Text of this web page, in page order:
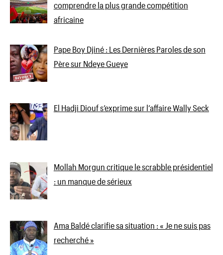
comprendre la plus grande compétition
africaine
Pape Boy Djiné : Les Dernières Paroles de son
Père sur Ndeye Gueye
El Hadji Diouf s’exprime sur l’affaire Wally Seck
Mollah Morgun critique le scrabble présidentiel
: un manque de sérieux
Ama Baldé clarifie sa situation : « Je ne suis pas
recherché »